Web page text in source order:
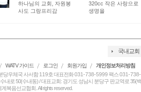
하나님의 교회, 자원봉
사도 그랑프리감
320cc 작은 사랑으로
생명을
국내교회
WATV 가이드 로그인 회원가입
개인정보처리방침
당우체국 사서함119호 대표전화031-738-5999 팩스031-
내로 50(수내동) / 대표교회: 경기도 성남시 분당구 판교역로 35(
복음선교협회. All rights reserved.